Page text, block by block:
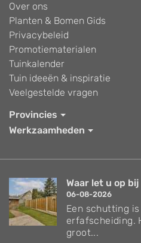
Over ons
Planten & Bomen Gids
Privacybeleid
Promotiematerialen
Tuinkalender
Tuin ideeën & inspiratie
Veelgestelde vragen
Provincies
Werkzaamheden
Waar let u op
06-08-2026
Een schutting
erfafscheiding.
groot...